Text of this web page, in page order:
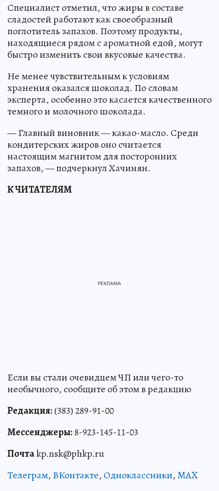
Специалист отметил, что жиры в составе
сладостей работают как своеобразный
поглотитель запахов. Поэтому продукты,
находящиеся рядом с ароматной едой, могут
быстро изменить свои вкусовые качества.
Не менее чувствительным к условиям
хранения оказался шоколад. По словам
эксперта, особенно это касается качественного
темного и молочного шоколада.
— Главный виновник — какао-масло. Среди
кондитерских жиров оно считается
настоящим магнитом для посторонних
запахов, — подчеркнул Хачинян.
К ЧИТАТЕЛЯМ
Если вы стали очевидцем ЧП или чего-то
необычного, сообщите об этом в редакцию
Редакция:(383) 289-91-00
Мессенджеры:8-923-145-11-03
Почтаkp.nsk@phkp.ru
Телеграм, ВКонтакте, Одноклассники,MAX